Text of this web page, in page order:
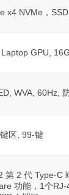
x4 NVMe，SSD
GPU,
WVA, 60Hz,
区, 99-键
第 2 代 Type-C
功能，1个